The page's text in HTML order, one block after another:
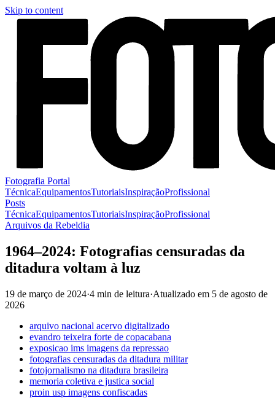
Skip to content
Fotografia Portal
TécnicaEquipamentosTutoriaisInspiraçãoProfissional
Posts
TécnicaEquipamentosTutoriaisInspiraçãoProfissional
Arquivos da Rebeldia
1964–2024: Fotografias censuradas da
ditadura voltam à luz
19 de março de 2024·4 min de leitura·Atualizado em 5 de agosto de
2026
arquivo nacional acervo digitalizado
evandro teixeira forte de copacabana
exposicao ims imagens da repressao
fotografias censuradas da ditadura militar
fotojornalismo na ditadura brasileira
memoria coletiva e justica social
proin usp imagens confiscadas